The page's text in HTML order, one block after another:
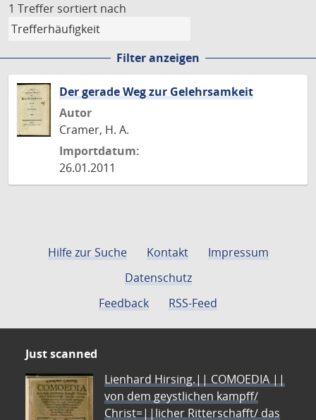
1 Treffer sortiert nach
Filter anzeigen
Der gerade Weg zur Gelehrsamkeit
Autor
Cramer, H. A.
Importdatum:
26.01.2011
Hilfe zur Suche Kontakt
Impressum
Datenschutz
Feedback
RSS-Feed
Just scanned
Lienhard Hirsing.|| COMOEDIA ||
von dem geystlichen kampff/
Christ=||licher Ritterschafft/ das